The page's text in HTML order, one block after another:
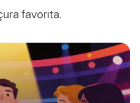
favorita.